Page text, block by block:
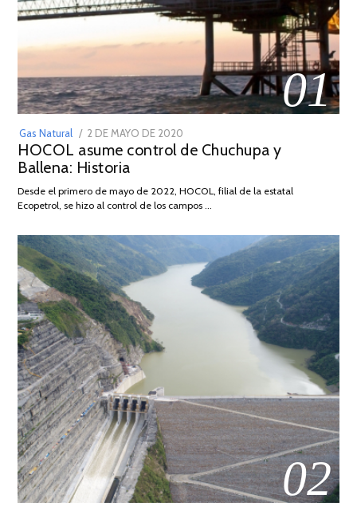
01
Gas Natural
POSTED
ON
2 DE MAYO DE 2020
DE
2026
HOCOL asume control de Chuchupa y
Ballena: Historia
Desde el primero de mayo de 2022, HOCOL, filial de la estatal
Ecopetrol, se hizo al control de los campos …
02